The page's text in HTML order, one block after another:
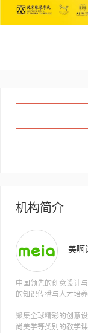
机构简介
美啊
中国领先的创意设计
的知识传播与人才培养
聚集全球精彩的创意
尚美学等类别的教学